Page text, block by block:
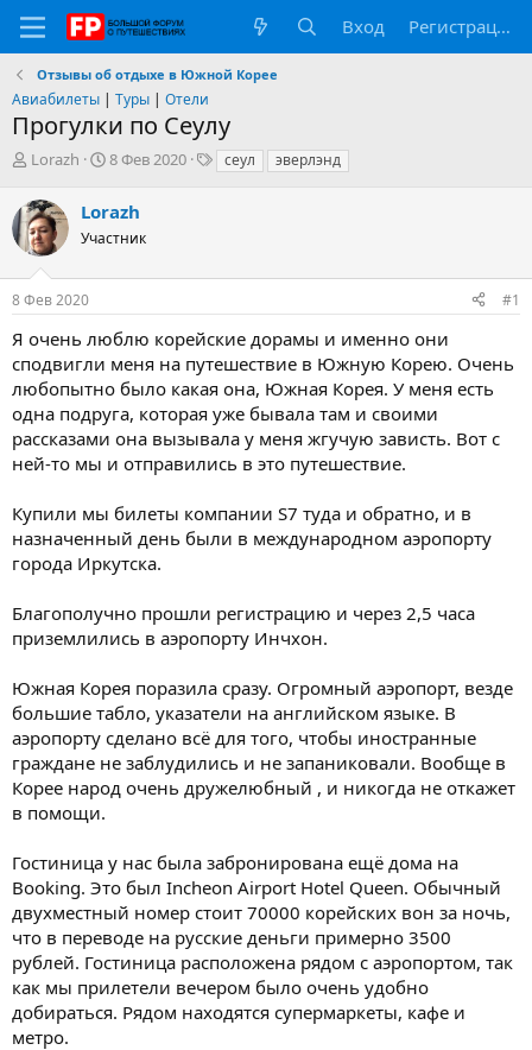
Вход Регистрация
Отзывы об отдыхе в Южной Корее
Авиабилеты | Туры | Отели
Прогулки по Сеулу
А
т
о
р
е
м
Lorazh
Д
а
н
ч
л
а
8 Фев 2020
Тсеул эверлэнд
Lorazh
Участник
8 Фев 2020 #1
Я очень люблю корейские дорамы и именно они
сподвигли меня на путешествие в Южную Корею. Очень
любопытно было какая она, Южная Корея. У меня есть
одна подруга, которая уже бывала там и своими
рассказами она вызывала у меня жгучую зависть. Вот с
ней-то мы и отправились в это путешествие.
Купили мы билеты компании S7 туда и обратно, и в
назначенный день были в международном аэропорту
города Иркутска.
Благополучно прошли регистрацию и через 2,5 часа
приземлились в аэропорту Инчхон.
Южная Корея поразила сразу. Огромный аэропорт, везде
большие табло, указатели на английском языке. В
аэропорту сделано всё для того, чтобы иностранные
граждане не заблудились и не запаниковали. Вообще в
Корее народ очень дружелюбный , и никогда не откажет
в помощи.
Гостиница у нас была забронирована ещё дома на
Booking. Это был Incheon Airport Hotel Queen. Обычный
двухместный номер стоит 70000 корейских вон за ночь,
что в переводе на русские деньги примерно 3500
рублей. Гостиница расположена рядом с аэропортом, так
как мы прилетели вечером было очень удобно
добираться. Рядом находятся супермаркеты, кафе и
метро.